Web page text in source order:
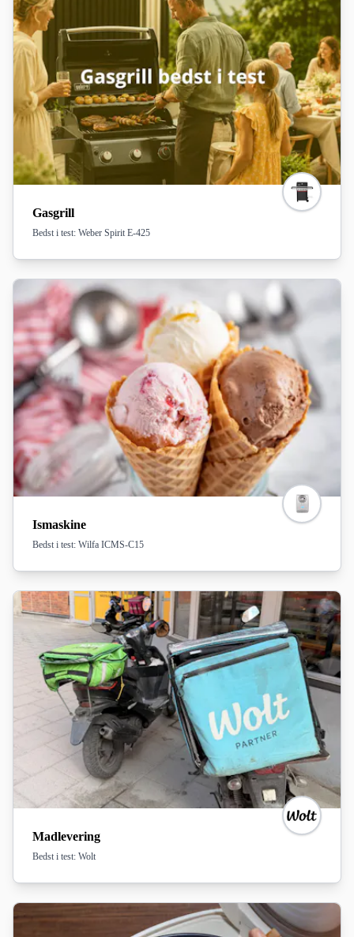
Gasgrill
Bedst i test: Weber Spirit E-425
Ismaskine
Bedst i test: Wilfa ICMS-C15
Madlevering
Bedst i test: Wolt